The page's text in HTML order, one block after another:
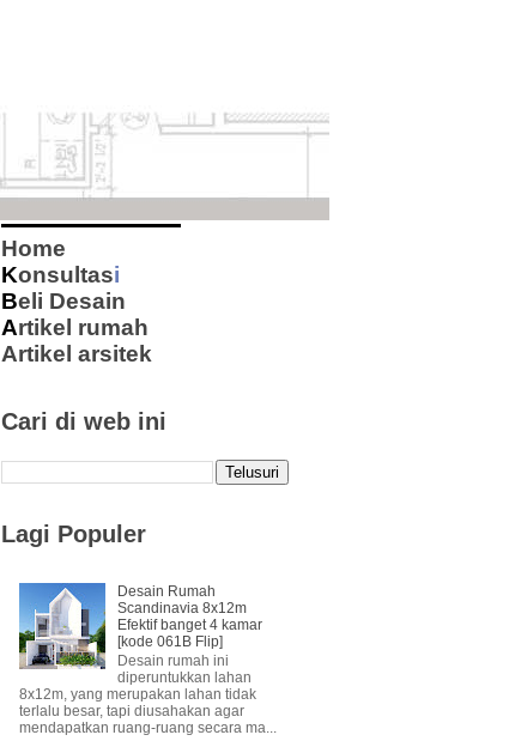
Home
Konsultasi
Beli Desain
Artikel rumah
Artikel arsitek
Cari di web ini
Lagi Populer
Desain Rumah
Scandinavia 8x12m
Efektif banget 4 kamar
[kode 061B Flip]
Desain rumah ini
diperuntukkan lahan
8x12m, yang merupakan lahan tidak
terlalu besar, tapi diusahakan agar
mendapatkan ruang-ruang secara ma...